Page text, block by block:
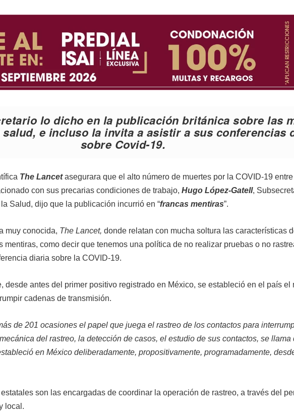
lo dicho en la publicación británica sobre las
salud, e incluso la invita a asistir a sus conferencias
sobre Covid-19.
The Lancet asegurara que el alto número de muertes por la COVID-19 entre
con sus precarias condiciones de trabajo, Hugo López-Gatell,
Salud, dijo que la publicación incurrió en “francas mentiras”.
muy conocida, The Lancet, donde relatan con mucha soltura las características
mentiras, como decir que tenemos una política de no realizar pruebas o no
diaria sobre la COVID-19.
desde antes del primer positivo registrado en México, se estableció en el país el
cadenas de transmisión.
de 201 ocasiones el papel que juega el rastreo de los contactos para
del rastreo, la detección de casos, el estudio de sus contactos, se llama
en México deliberadamente, propositivamente, programadamente,
son las encargadas de coordinar la operación de rastreo, a través del
local.